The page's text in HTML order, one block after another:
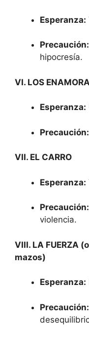
Esperanza:
Precaución:
hipocresía.
VI. LOS
Esperanza:
Precaución:
VII. EL CARRO
Esperanza:
Precaución:
violencia.
VIII. LA FUERZA
mazos)
Esperanza:
Precaución: